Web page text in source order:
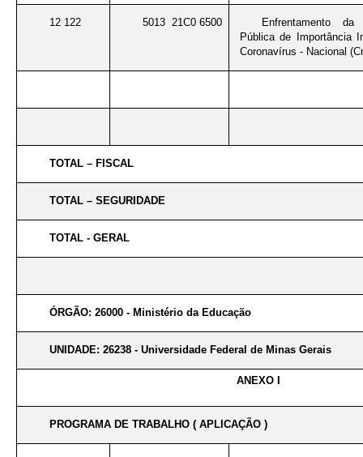
12 122 5013 21C0 6500
Enfrentamento
Pública de Importância
Coronavírus - Nacional
TOTAL – FISCAL
TOTAL – SEGURIDADE
TOTAL - GERAL
ÓRGÃO: 26000 - Ministério da Educação
UNIDADE: 26238 - Universidade Federal de Minas Gerais
ANEXO I
PROGRAMA DE TRABALHO ( APLICAÇÃO )